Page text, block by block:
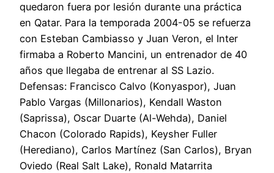
quedaron fuera por lesión durante una práctica
en Qatar. Para la temporada 2004-05 se refuerza
con Esteban Cambiasso y Juan Veron, el Inter
firmaba a Roberto Mancini, un entrenador de 40
años que llegaba de entrenar al SS Lazio.
Defensas: Francisco Calvo (Konyaspor), Juan
Pablo Vargas (Millonarios), Kendall Waston
(Saprissa), Oscar Duarte (Al-Wehda), Daniel
Chacon (Colorado Rapids), Keysher Fuller
(Herediano), Carlos Martínez (San Carlos), Bryan
Oviedo (Real Salt Lake), Ronald Matarrita